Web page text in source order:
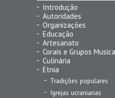
Introdução
Autoridades
Organizações
Educação
Artesanato
Corais e Grupos
Culinária
Etnia
Tradições populares
Igrejas ucranianas